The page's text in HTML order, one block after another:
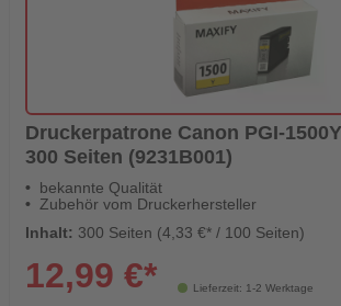
Druckerpatrone Canon PGI-1500Y
300 Seiten (9231B001)
bekannte Qualität
Zubehör vom Druckerhersteller
Inhalt: 300 Seiten (4,33 €* / 100 Seiten)
Lieferzeit: 1-2 Werktage
12,99 €*